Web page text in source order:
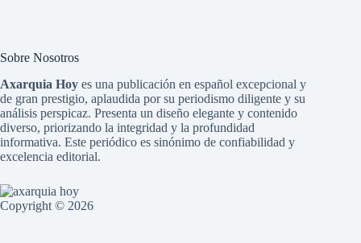
Sobre Nosotros
Axarquia Hoy es una publicación en español excepcional y
de gran prestigio, aplaudida por su periodismo diligente y su
análisis perspicaz. Presenta un diseño elegante y contenido
diverso, priorizando la integridad y la profundidad
informativa. Este periódico es sinónimo de confiabilidad y
excelencia editorial.
Copyright © 2026